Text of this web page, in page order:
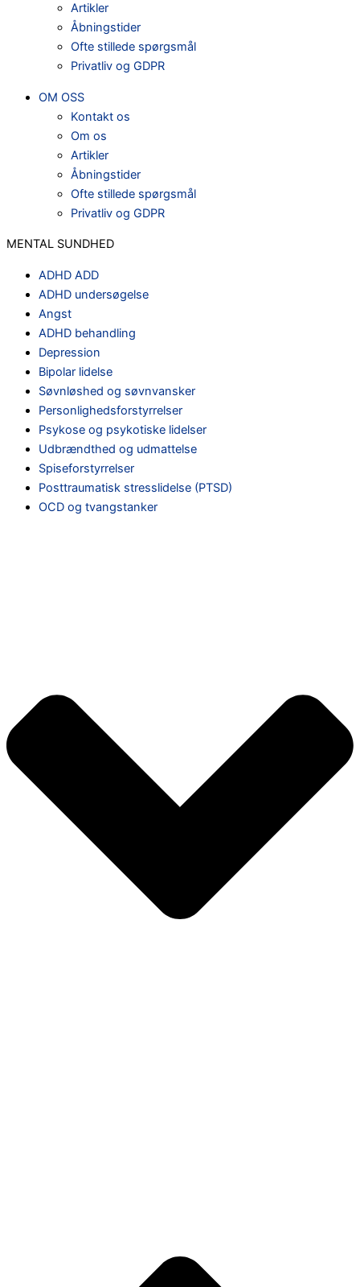
Artikler
Åbningstider
Ofte stillede spørgsmål
Privatliv og GDPR
OM OSS
Kontakt os
Om os
Artikler
Åbningstider
Ofte stillede spørgsmål
Privatliv og GDPR
MENTAL SUNDHED
ADHD ADD
ADHD undersøgelse
Angst
ADHD behandling
Depression
Bipolar lidelse
Søvnløshed og søvnvansker
Personlighedsforstyrrelser
Psykose og psykotiske lidelser
Udbrændthed og udmattelse
Spiseforstyrrelser
Posttraumatisk stresslidelse (PTSD)
OCD og tvangstanker